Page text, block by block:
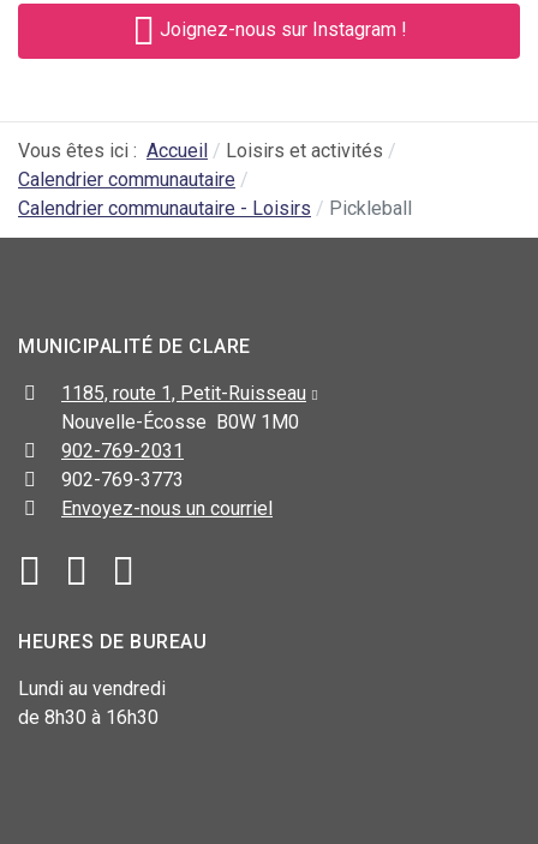
Joignez-nous sur Instagram !
Vous êtes ici : Accueil
Loisirs et activités
Calendrier communautaire
Calendrier communautaire - Loisirs
Pickleball
MUNICIPALITÉ DE CLARE
1185, route 1, Petit-Ruisseau
Nouvelle-Écosse B0W 1M0
902-769-2031
902-769-3773
Envoyez-nous un courriel
HEURES DE BUREAU
Lundi au vendredi
de 8h30 à 16h30